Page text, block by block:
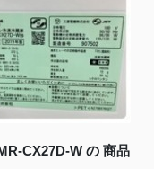
CX27D-W の 商品